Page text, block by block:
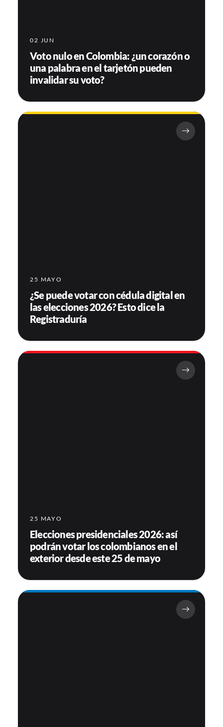
02 JUN
Voto nulo en Colombia: ¿un corazón o
una palabra en el tarjetón pueden
invalidar su voto?
25 MAYO
¿Se puede votar con cédula digital en
las elecciones 2026? Esto dice la
Registraduría
25 MAYO
Elecciones presidenciales 2026: así
podrán votar los colombianos en el
exterior desde este 25 de mayo